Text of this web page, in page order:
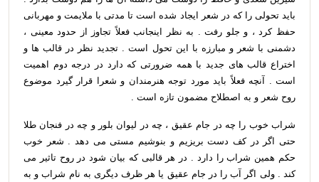
باید تحولی را که در شعر ایجاد شده است تا مدتی با ملایمت و مهربانی
حفظ کرد ، و جلو رفت . به نظر اینجانب فعلاً تجاوز از حدود معینی ،
دشمنی با شعر و مبارزه با این تحول است . تجدید نظر در قالب ها و
اختراع قالب های جدید با همه ضرورتی که دارد در درجه دوم اهمیت
است . آنچه فعلاً باید مورد توجه هنرمندان و شعرا قرار گیرد موضوع
روح شعر و به اصطلاح مضمون تازه است .
شراب خوب را چه در جام عقیق ، چه در لیوان بلور و چه در فنجان طلا
حتی اگر در کف دست بریزیم و بنوشیم مستی می دهد . شعر خوب
حکم همین شراب را دارد . در هر قالبی که بیان شود در روح تاثیر می
کند . ولی اگر آب را در جام عقیق یا هر ظرف دیگری به نام شراب و به